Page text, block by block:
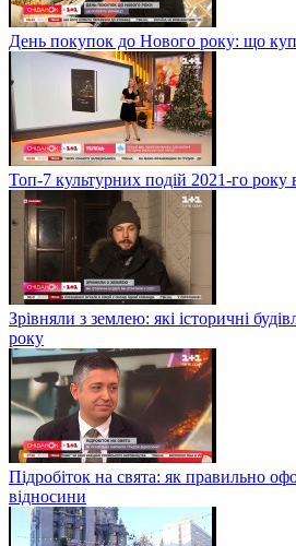
День покупок до Нового року: що
Топ-7 культурних подій 2021-го року
Зрівняли з землею: які історичні
року
Підробіток на свята: як правильно
відносини